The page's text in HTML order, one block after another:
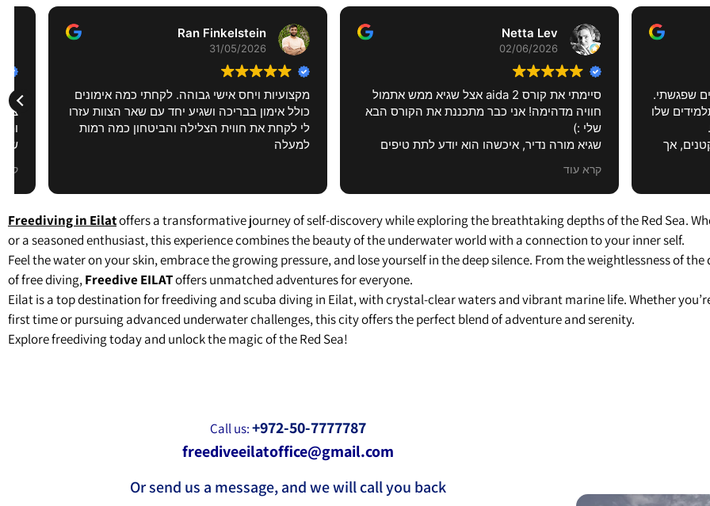
Naseem Besan
30/05/2026
עשיתי קורס AIDA1
צוות טופ גם בפן האישי וגם במקצועי..הישגתי מעל
ומעבר למה ששאפתי וזה נטו בגלל הביטחון
שאתה צובר במהלך היום הראשון מטיפים
Ran Finkelstein
31/05/2026
מקצועיות ויחס אישי גבוהה. לקחתי כמה אימונים
כולל אימון בבריכה ושגיע יחד עם שאר הצוות עזרו
למעלה
את הקורס הבא
לתת טיפים
דגש על
צלילה
שמרגישים
ממה
המתחרים
Freediving in Eilatoffers a transformative journey of self-discovery while exploring the breathtaking depths of the Red Sea.
or a seasoned enthusiast, this experience combines the beauty of the underwater world with a connection to your inner self.
Feel the water on your skin, embrace the growing pressure, and lose yourself in the deep silence. From the weightlessness of
of free diving,Freedive EILAToffers unmatched adventures for everyone.
Eilat is a top destination for freediving and scuba diving in Eilat, with crystal-clear waters and vibrant marine life. Whether
first time or pursuing advanced underwater challenges, this city offers the perfect blend of adventure and serenity.
Explore freediving today and unlock the magic of the Red Sea!
Call us:+972-50-7777787
freediveeilatoffice@gmail.com
Or send us a message, and we will call you back